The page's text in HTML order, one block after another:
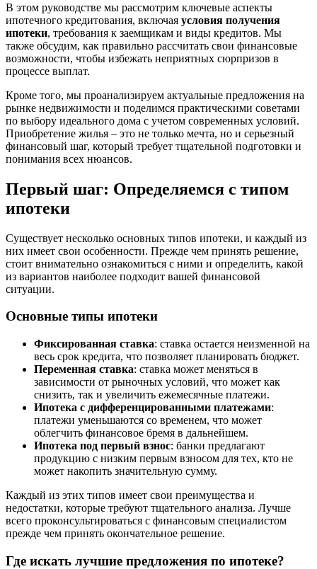
В этом руководстве мы рассмотрим ключевые аспекты
ипотечного кредитования, включая условия получения
ипотеки, требования к заемщикам и виды кредитов. Мы
также обсудим, как правильно рассчитать свои финансовые
возможности, чтобы избежать неприятных сюрпризов в
процессе выплат.
Кроме того, мы проанализируем актуальные предложения на
рынке недвижимости и поделимся практическими советами
по выбору идеального дома с учетом современных условий.
Приобретение жилья – это не только мечта, но и серьезный
финансовый шаг, который требует тщательной подготовки и
понимания всех нюансов.
Первый шаг: Определяемся с типом
ипотеки
Существует несколько основных типов ипотеки, и каждый из
них имеет свои особенности. Прежде чем принять решение,
стоит внимательно ознакомиться с ними и определить, какой
из вариантов наиболее подходит вашей финансовой
ситуации.
Основные типы ипотеки
Фиксированная ставка: ставка остается неизменной на
весь срок кредита, что позволяет планировать бюджет.
Переменная ставка: ставка может меняться в
зависимости от рыночных условий, что может как
снизить, так и увеличить ежемесячные платежи.
Ипотека с дифференцированными платежами:
платежи уменьшаются со временем, что может
облегчить финансовое бремя в дальнейшем.
Ипотека под первый взнос: банки предлагают
продукцию с низким первым взносом для тех, кто не
может накопить значительную сумму.
Каждый из этих типов имеет свои преимущества и
недостатки, которые требуют тщательного анализа. Лучше
всего проконсультироваться с финансовым специалистом
прежде чем принять окончательное решение.
Где искать лучшие предложения по ипотеке?